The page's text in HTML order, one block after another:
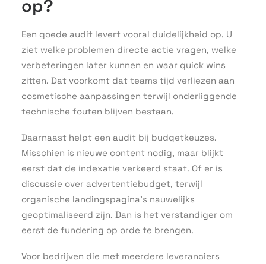
op?
Een goede audit levert vooral duidelijkheid op. U
ziet welke problemen directe actie vragen, welke
verbeteringen later kunnen en waar quick wins
zitten. Dat voorkomt dat teams tijd verliezen aan
cosmetische aanpassingen terwijl onderliggende
technische fouten blijven bestaan.
Daarnaast helpt een audit bij budgetkeuzes.
Misschien is nieuwe content nodig, maar blijkt
eerst dat de indexatie verkeerd staat. Of er is
discussie over advertentiebudget, terwijl
organische landingspagina’s nauwelijks
geoptimaliseerd zijn. Dan is het verstandiger om
eerst de fundering op orde te brengen.
Voor bedrijven die met meerdere leveranciers